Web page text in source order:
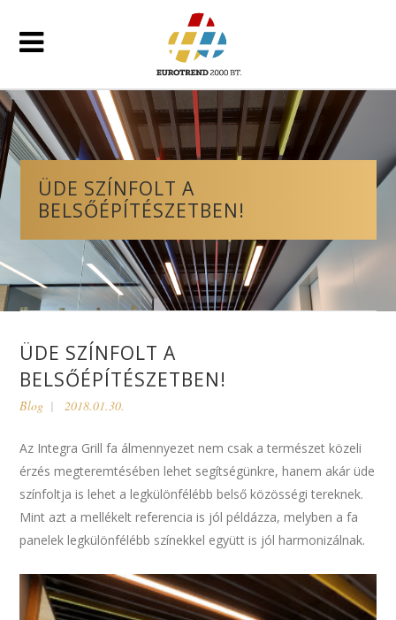
ÜDE SZÍNFOLT A
BELSŐÉPÍTÉSZETBEN!
ÜDE SZÍNFOLT A
BELSŐÉPÍTÉSZETBEN!
Blog 2018.01.30.
Az Integra Grill fa álmennyezet nem csak a természet közeli
érzés megteremtésében lehet segítségünkre, hanem akár üde
színfoltja is lehet a legkülönfélébb belső közösségi tereknek.
Mint azt a mellékelt referencia is jól példázza, melyben a fa
panelek legkülönfélébb színekkel együtt is jól harmonizálnak.